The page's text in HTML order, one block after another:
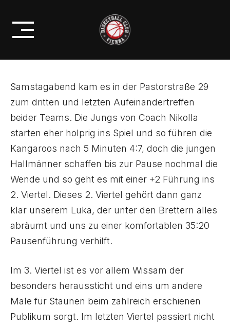
content
U14: KLARER SIEG GEGEN DIE
KANGAROOS!
Samstagabend kam es in der Pastorstraße 29
zum dritten und letzten Aufeinandertreffen
beider Teams. Die Jungs von Coach Nikolla
starten eher holprig ins Spiel und so führen die
Kangaroos nach 5 Minuten 4:7, doch die jungen
Hallmänner schaffen bis zur Pause nochmal die
Wende und so geht es mit einer +2 Führung ins
2. Viertel. Dieses 2. Viertel gehört dann ganz
klar unserem Luka, der unter den Brettern alles
abräumt und uns zu einer komfortablen 35:20
Pausenführung verhilft.
Im 3. Viertel ist es vor allem Wissam der
besonders heraussticht und eins um andere
Male für Staunen beim zahlreich erschienen
Publikum sorgt. Im letzten Viertel passiert nicht